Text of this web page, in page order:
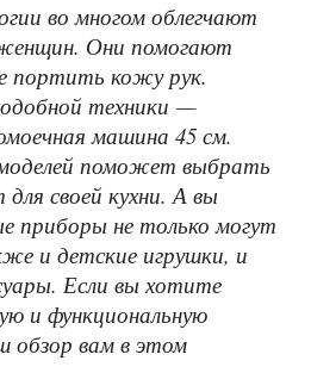
во многом облегчают
Они помогают
портить кожу рук.
техники —
машина 45 см.
поможет выбрать
своей кухни. А вы
приборы не только могут
и детские игрушки, и
Если вы хотите
и функциональную
обзор вам в этом